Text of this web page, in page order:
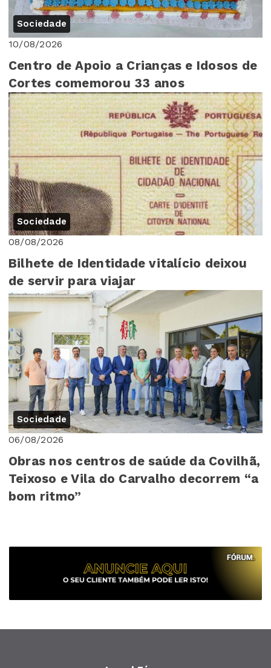
Sociedade
10/08/2026
Centro de Apoio a Crianças e Idosos de
Cortes comemorou 33 anos
Sociedade
08/08/2026
Bilhete de Identidade vitalício deixou
de servir para viajar
Sociedade
06/08/2026
Obras nos centros de saúde da Covilhã,
Teixoso e Vila do Carvalho decorrem “a
bom ritmo”